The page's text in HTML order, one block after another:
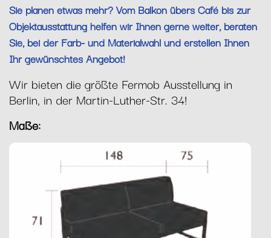
Sie planen etwas mehr? Vom Balkon übers Café bis zur
Objektausstattung helfen wir Ihnen gerne weiter, beraten
Sie, bei der Farb- und Materialwahl und erstellen Ihnen
Ihr gewünschtes Angebot!
Wir bieten die größte Fermob Ausstellung in
Berlin, in der Martin-Luther-Str. 34!
Maße: